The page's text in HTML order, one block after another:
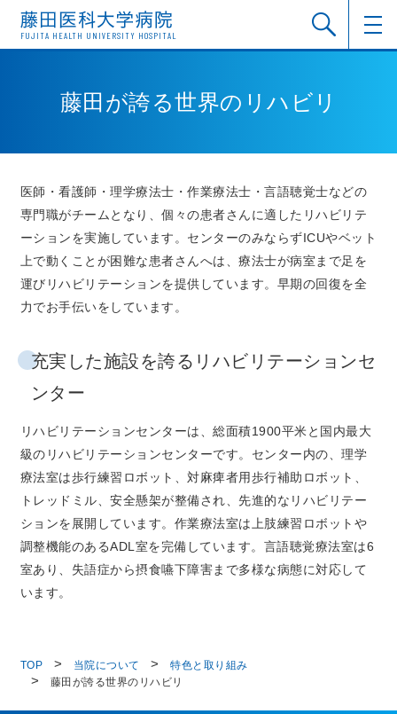
FUJITA HEALTH UNIVERSITY HOSPITAL
藤田が誇る世界のリハビリ
医師・看護師・理学療法士・作業療法士・言語聴覚士などの
専門職がチームとなり、個々の患者さんに適したリハビリテ
ーションを実施しています。センターのみならずICUやベット
上で動くことが困難な患者さんへは、療法士が病室まで足を
運びリハビリテーションを提供しています。早期の回復を全
力でお手伝いをしています。
充実した施設を誇るリハビリテーションセ
ンター
リハビリテーションセンターは、総面積1900平米と国内最大
級のリハビリテーションセンターです。センター内の、理学
療法室は歩行練習ロボット、対麻痺者用歩行補助ロボット、
トレッドミル、安全懸架が整備され、先進的なリハビリテー
ションを展開しています。作業療法室は上肢練習ロボットや
調整機能のあるADL室を完備しています。言語聴覚療法室は6
室あり、失語症から摂食嚥下障害まで多様な病態に対応して
います。
TOP 当院について
特色と取り組み
藤田が誇る世界のリハビリ